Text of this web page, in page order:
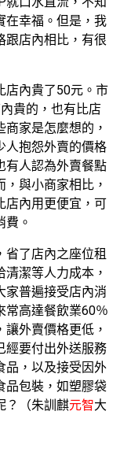
在幸福。但是，我
跟店內相比，有很
店內貴了50元。市
貴的，也有比店
家是怎麼想的，
人抱怨外賣的價格
有人認為外賣餐點
與小商家相比，
店內用更便宜，可
費。
了店內之座位租
潔等人力成本，
家普遍接受店內消
常高達餐飲業60％
外賣價格更低，
經要付出外送服務
品，以及接受因外
品包裝，如塑膠袋
？（朱訓麒元智大